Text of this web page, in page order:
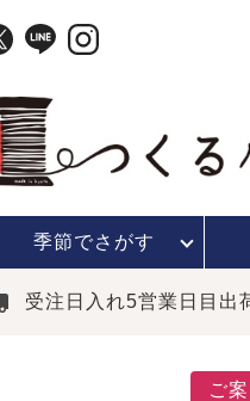
季節でさがす
受注日入れ5営業日目出
ご